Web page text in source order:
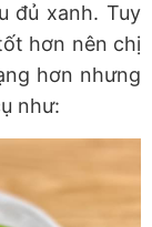
đủ xanh. Tuy
hơn nên chị
hơn nhưng
như: